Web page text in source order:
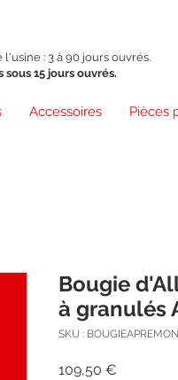
: 3 à 90 jours ouvrés.
15 jours ouvrés.
Accessoires Pièces
Bougie
à granulés
SKU : BOUGIEAPREMON
109,50 €